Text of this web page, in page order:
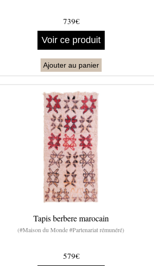
739€
Voir ce produit
Ajouter au panier
Tapis berbere marocain
(#Maison du Monde #Partenariat rémunéré)
579€